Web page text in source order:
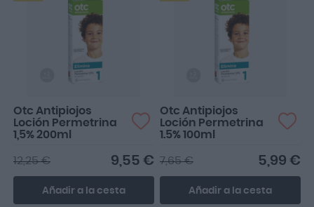
Otc Antipiojos
Loción Permetrina
1,5% 200ml
9,55 €
12,25 €
Añadir a la cesta
Otc Antipiojos
Loción Permetrina
1.5% 100ml
5,99 €
7,65 €
Añadir a la cesta